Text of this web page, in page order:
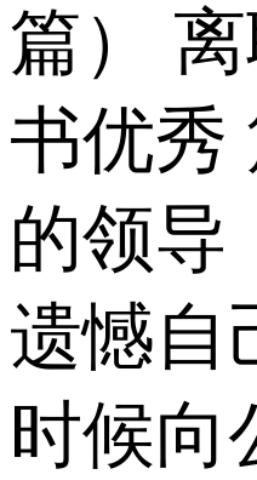
篇）
书优秀
的领导
遗憾自
时候向